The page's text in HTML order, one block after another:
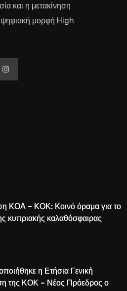
και η μετακίνηση
ψηφιακή μορφή High
ΚΟΑ – ΚΟΚ: Κοινό όραμα για το
κυπριακής καλαθόσφαιρας
η Ετήσια Γενική
της ΚΟΚ – Νέος Πρόεδρος ο